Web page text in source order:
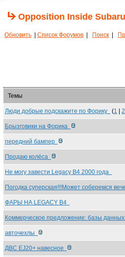
Opposition Inside
Обновить Список Форумов Поиск
Темы
Люди добрые подскажите по Форику (1 2
Брызговики на Форика
передний бампер
Продаю колёса
Не могу завести Legacy B4 2000 года
Погодка суперская!!!Может соберемся
ФАРЫ НА LEGACY B4
Коммерческое предложение: базы данных
авточехлы
ДВС EJ20+ навесное